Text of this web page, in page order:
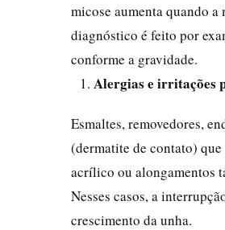
micose aumenta quando
diagnóstico é feito por
conforme a gravidade.
Alergias e irritações
Esmaltes, removedores,
(dermatite de contato) que
acrílico ou alongamentos
Nesses casos, a
crescimento da unha.